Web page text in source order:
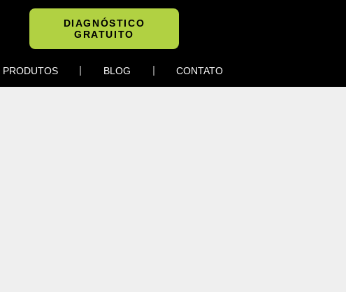
DIAGNÓSTICO
GRATUITO
PRODUTOS BLOG CONTATO